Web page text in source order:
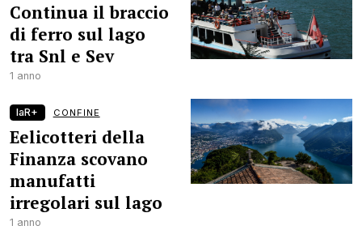
Continua il braccio
di ferro sul lago
tra Snl e Sev
1 anno
laR+ CONFINE
Eelicotteri della
Finanza scovano
manufatti
irregolari sul lago
1 anno